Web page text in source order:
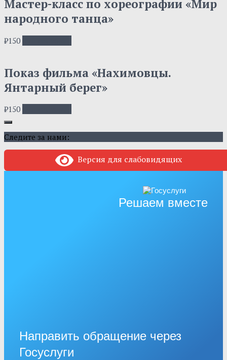
Мастер-класс по хореографии «Мир
народного танца»
₽150
Показ фильма «Нахимовцы.
Янтарный берег»
₽150
Следите за нами:
Версия для слабовидящих
Решаем вместе
Направить обращение через
Госуслуги